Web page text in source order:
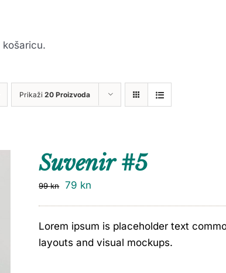
košaricu.
Prikaži 20 Proizvoda
Suvenir #5
99kn 79 kn
Lorem ipsum is placeholder text
layouts and visual mockups.